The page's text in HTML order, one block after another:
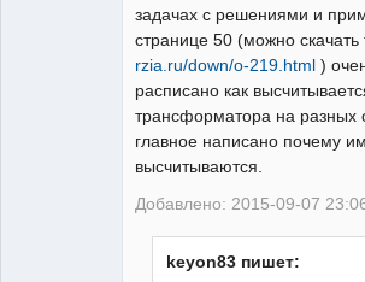
задачах с решениями и
странице 50 (можно скачать
rzia.ru/down/o-219.html )
расписано как
трансформатора на разных
главное написано почему
высчитываются.
Добавлено: 2015-09-07
keyon83 пишет: